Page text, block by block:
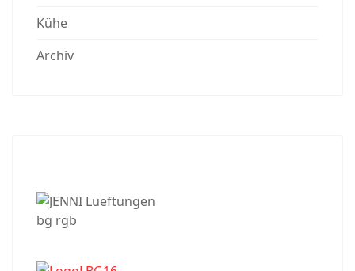
Kühe
Archiv